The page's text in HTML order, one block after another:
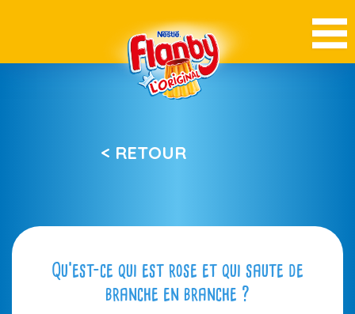
< RETOUR
Qu’est-ce qui est rose et qui saute de
branche en branche ?